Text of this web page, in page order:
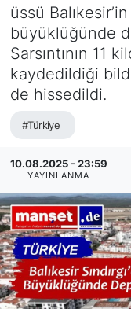
üssü
büyüklüğünde
Sarsıntının 11
kaydedildiği
de hissedildi.
#Türkiye
10.08.2025 - 23:59
YAYINLANMA
EKONOMİ
SİYASET
Haber Arşivi